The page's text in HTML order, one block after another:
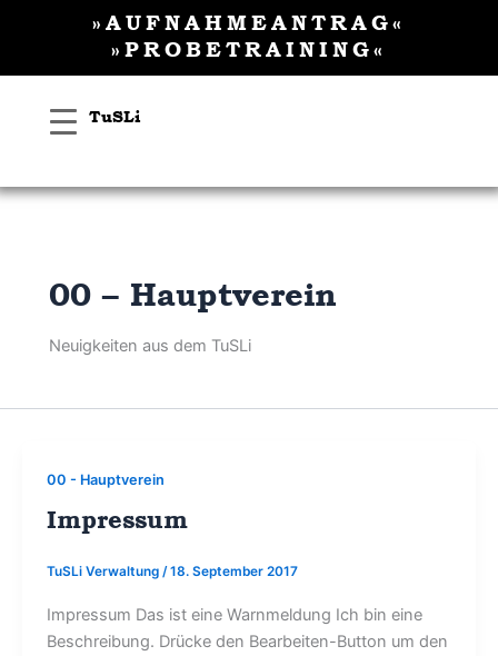
»AUFNAHMEANTRAG«
»PROBETRAINING«
TuSLi
00 – Hauptverein
Neuigkeiten aus dem TuSLi
00 - Hauptverein
Impressum
TuSLi Verwaltung /18. September 2017
Impressum Das ist eine Warnmeldung Ich bin eine
Beschreibung. Drücke den Bearbeiten-Button um den